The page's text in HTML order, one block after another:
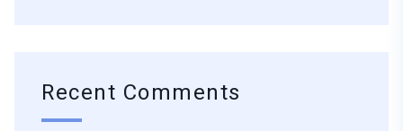
Recent Comments